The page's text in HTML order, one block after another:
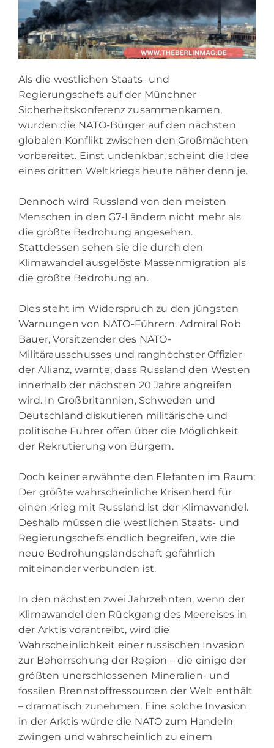
Als die westlichen Staats- und
Regierungschefs auf der Münchner
Sicherheitskonferenz zusammenkamen,
wurden die NATO-Bürger auf den nächsten
globalen Konflikt zwischen den Großmächten
vorbereitet. Einst undenkbar, scheint die Idee
eines dritten Weltkriegs heute näher denn je.
Dennoch wird Russland von den meisten
Menschen in den G7-Ländern nicht mehr als
die größte Bedrohung angesehen.
Stattdessen sehen sie die durch den
Klimawandel ausgelöste Massenmigration als
die größte Bedrohung an.
Dies steht im Widerspruch zu den jüngsten
Warnungen von NATO-Führern. Admiral Rob
Bauer, Vorsitzender des NATO-
Militärausschusses und ranghöchster Offizier
der Allianz, warnte, dass Russland den Westen
innerhalb der nächsten 20 Jahre angreifen
wird. In Großbritannien, Schweden und
Deutschland diskutieren militärische und
politische Führer offen über die Möglichkeit
der Rekrutierung von Bürgern.
Doch keiner erwähnte den Elefanten im Raum:
Der größte wahrscheinliche Krisenherd für
einen Krieg mit Russland ist der Klimawandel.
Deshalb müssen die westlichen Staats- und
Regierungschefs endlich begreifen, wie die
neue Bedrohungslandschaft gefährlich
miteinander verbunden ist.
In den nächsten zwei Jahrzehnten, wenn der
Klimawandel den Rückgang des Meereises in
der Arktis vorantreibt, wird die
Wahrscheinlichkeit einer russischen Invasion
zur Beherrschung der Region – die einige der
größten unerschlossenen Mineralien- und
fossilen Brennstoffressourcen der Welt enthält
– dramatisch zunehmen. Eine solche Invasion
in der Arktis würde die NATO zum Handeln
zwingen und wahrscheinlich zu einem